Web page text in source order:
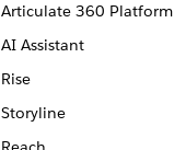
Articulate 360 Platform
AI Assistant
Rise
Storyline